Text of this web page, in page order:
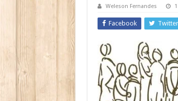
Weleson Fernandes
Facebook Twitter